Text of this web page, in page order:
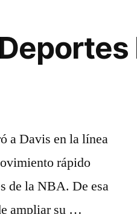
a Davis en la línea
rápido
de la NBA. De esa
ampliar su …